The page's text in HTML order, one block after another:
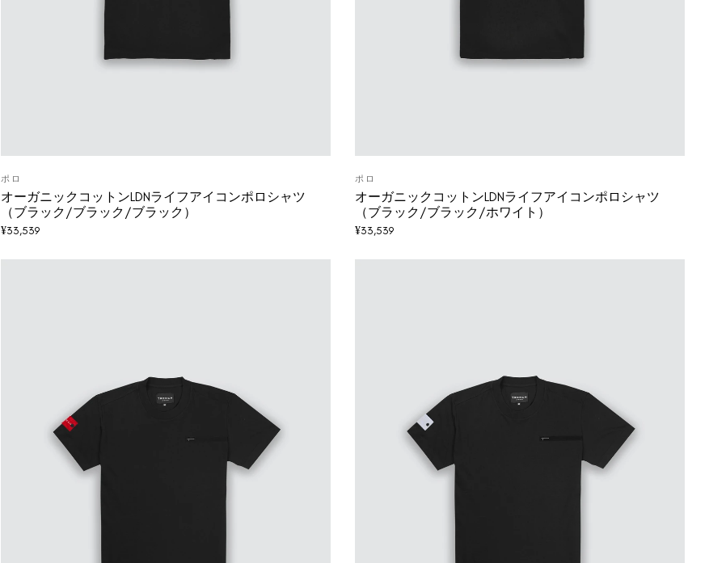
ポロ
オーガニックコットンLDNライフアイコンポロシャツ
（ブラック/ブラック/ブラック）
¥33,539
ポロ
オーガニックコットンLDNライフアイコンポロシャツ
（ブラック/ブラック/ホワイト）
¥33,539